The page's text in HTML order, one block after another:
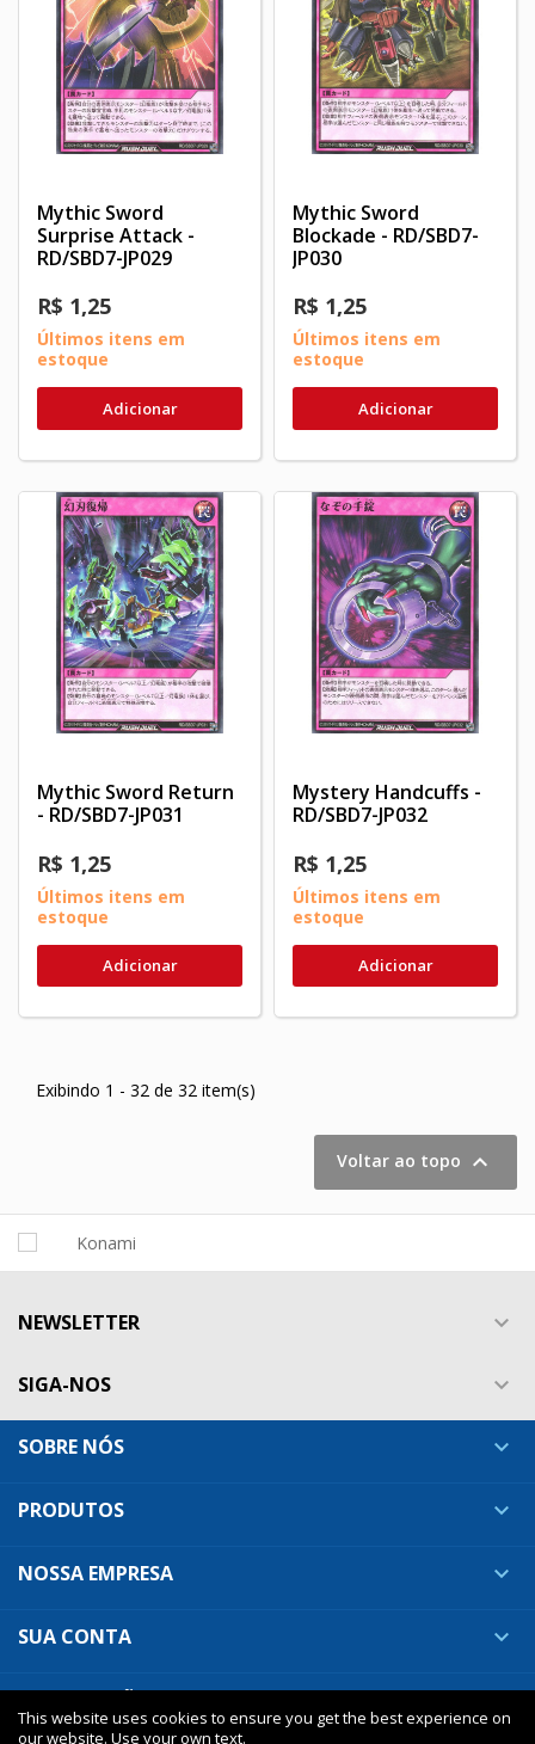
Mythic Sword
Surprise Attack -
RD/SBD7-JP029
R$ 1,25
Últimos itens em
estoque
Adicionar
Mythic Sword
Blockade - RD/SBD7-
JP030
R$ 1,25
Últimos itens em
estoque
Adicionar
Mythic Sword Return
- RD/SBD7-JP031
R$ 1,25
Últimos itens em
estoque
Adicionar
Mystery Handcuffs -
RD/SBD7-JP032
R$ 1,25
Últimos itens em
estoque
Adicionar
Exibindo 1 - 32 de 32 item(s)
Voltar ao topo 
NEWSLETTER 
SIGA-NOS 
SOBRE NÓS 
PRODUTOS 
NOSSA EMPRESA 
SUA CONTA 
This website uses cookies to ensure you get the best experience on
our website. Use your own text.